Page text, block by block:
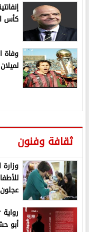
كأس
وفاة
لميلان
ثقافة وفنون
عجلون
أبو